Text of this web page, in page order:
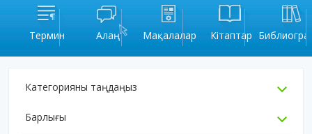
Термин Алаң Мақалалар Кітаптар
Категорияны таңдаңыз
Барлығы